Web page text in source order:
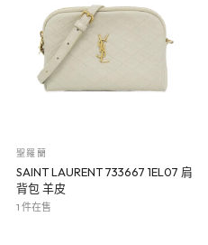
聖羅蘭
SAINT LAURENT 733667 1EL07 肩
背包 羊皮
1 件在售